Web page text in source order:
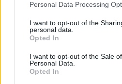
Personal Data Processing
I want to opt-out of the
personal data.
Opted In
I want to opt-out of the Sale
Personal Data.
Opted In
cliniche private, con
penalizzati dalle
possano permettersi il
Autonomia e